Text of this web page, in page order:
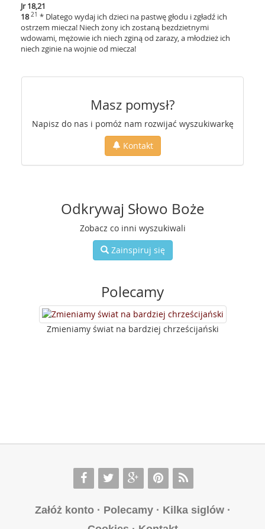
Jr 18,21
18 21 * Dlatego wydaj ich dzieci na pastwę głodu i zgładź ich
ostrzem miecza! Niech żony ich zostaną bezdzietnymi
wdowami, mężowie ich niech zginą od zarazy, a młodzież ich
niech zginie na wojnie od miecza!
Masz pomysł?
Napisz do nas i pomóż nam rozwijać wyszukiwarkę
Kontakt
Odkrywaj Słowo Boże
Zobacz co inni wyszukiwali
Zainspiruj się
Polecamy
Zmieniamy świat na bardziej chrześcijański
Załóż konto· Polecamy· Kilka siglów·